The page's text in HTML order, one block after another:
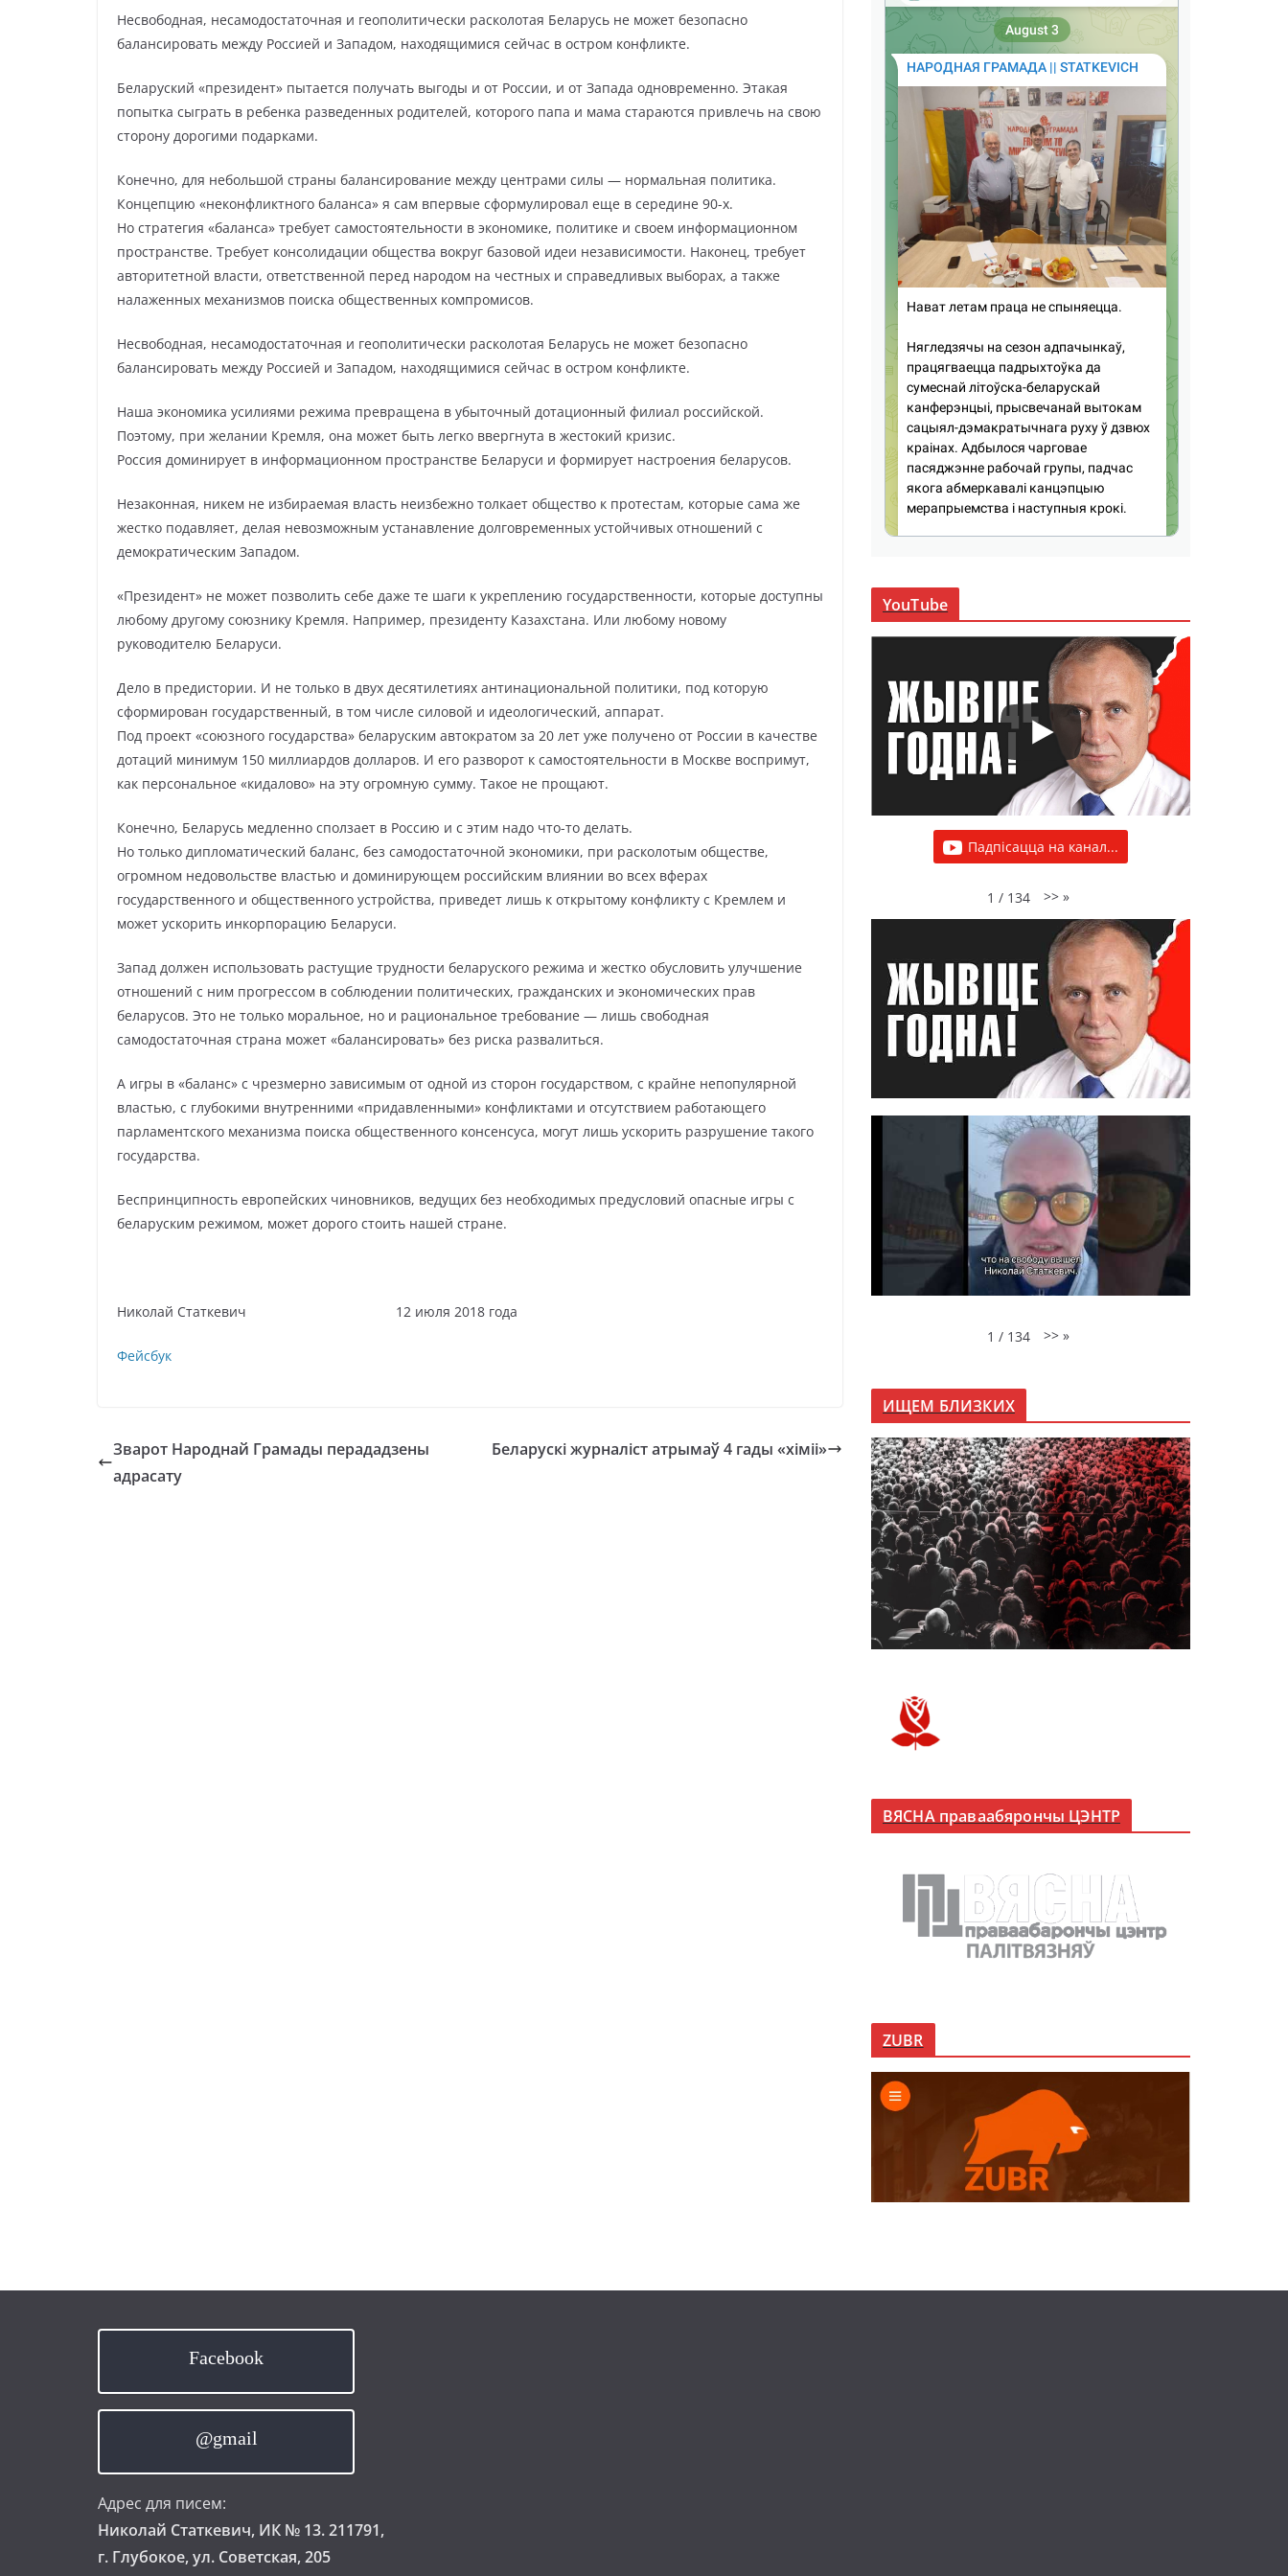
Несвободная, несамодостаточная и геополитически расколотая Беларусь не может безопасно
балансировать между Россией и Западом, находящимися сейчас в остром конфликте.
Беларуский «президент» пытается получать выгоды и от России, и от Запада одновременно. Этакая
попытка сыграть в ребенка разведенных родителей, которого папа и мама стараются привлечь на свою
сторону дорогими подарками.
Конечно, для небольшой страны балансирование между центрами силы — нормальная политика.
Концепцию «неконфликтного баланса» я сам впервые сформулировал еще в середине 90-х.
Но стратегия «баланса» требует самостоятельности в экономике, политике и своем информационном
пространстве. Требует консолидации общества вокруг базовой идеи независимости. Наконец, требует
авторитетной власти, ответственной перед народом на честных и справедливых выборах, а также
налаженных механизмов поиска общественных компромисов.
Несвободная, несамодостаточная и геополитически расколотая Беларусь не может безопасно
балансировать между Россией и Западом, находящимися сейчас в остром конфликте.
Наша экономика усилиями режима превращена в убыточный дотационный филиал российской.
Поэтому, при желании Кремля, она может быть легко ввергнута в жестокий кризис.
Россия доминирует в информационном пространстве Беларуси и формирует настроения беларусов.
Незаконная, никем не избираемая власть неизбежно толкает общество к протестам, которые сама же
жестко подавляет, делая невозможным устанавление долговременных устойчивых отношений с
демократическим Западом.
«Президент» не может позволить себе даже те шаги к укреплению государственности, которые доступны
любому другому союзнику Кремля. Например, президенту Казахстана. Или любому новому
руководителю Беларуси.
Дело в предистории. И не только в двух десятилетиях антинациональной политики, под которую
сформирован государственный, в том числе силовой и идеологический, аппарат.
Под проект «союзного государства» беларуским автократом за 20 лет уже получено от России в качестве
дотаций минимум 150 миллиардов долларов. И его разворот к самостоятельности в Москве воспримут,
как персональное «кидалово» на эту огромную сумму. Такое не прощают.
Конечно, Беларусь медленно сползает в Россию и с этим надо что-то делать.
Но только дипломатический баланс, без самодостаточной экономики, при расколотым обществе,
огромном недовольстве властью и доминирующем российским влиянии во всех вферах
государственного и общественного устройства, приведет лишь к открытому конфликту с Кремлем и
может ускорить инкорпорацию Беларуси.
Запад должен использовать растущие трудности беларуского режима и жестко обусловить улучшение
отношений с ним прогрессом в соблюдении политических, гражданских и экономических прав
беларусов. Это не только моральное, но и рациональное требование — лишь свободная
самодостаточная страна может «балансировать» без риска развалиться.
А игры в «баланс» с чрезмерно зависимым от одной из сторон государством, с крайне непопулярной
властью, с глубокими внутренними «придавленными» конфликтами и отсутствием работающего
парламентского механизма поиска общественного консенсуса, могут лишь ускорить разрушение такого
государства.
Беспринципность европейских чиновников, ведущих без необходимых предусловий опасные игры с
беларуским режимом, может дорого стоить нашей стране.
Николай Статкевич 12 июля 2018 года
Фейсбук
Зварот Народнай Грамады перададзены
адрасату
Беларускі журналіст атрымаў 4 гады «хіміі»
YouTube
Падпісацца на канал...
1 / 134 >> »
1 / 134 >> »
ИЩЕМ БЛИЗКИХ
ВЯСНА праваабярончы ЦЭНТР
ZUBR
Facebook
@gmail
Адрес для писем:
Николай Статкевич, ИК № 13. 211791,
г. Глубокое, ул. Советская, 205